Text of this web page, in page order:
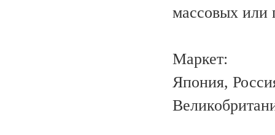
массовых или
Маркет:
Япония,